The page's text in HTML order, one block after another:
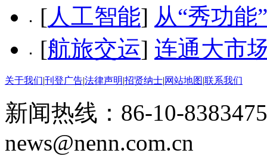
[人工智能] 从“秀功能
[航旅交运] 连通大市
关于我们|刊登广告|法律声明|招贤纳士|网站地图|联系我们
新闻热线：86-10-
news@nenn.com.cn